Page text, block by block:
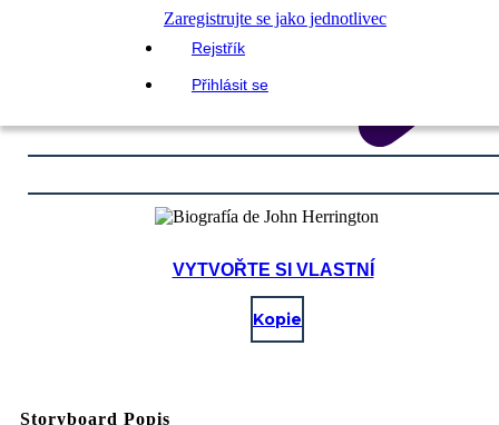
Zaregistrujte se jako jednotlivec
Rejstřík
Přihlásit se
VYTVOŘTE SI VLASTNÍ
Kopie
Storyboard Popis